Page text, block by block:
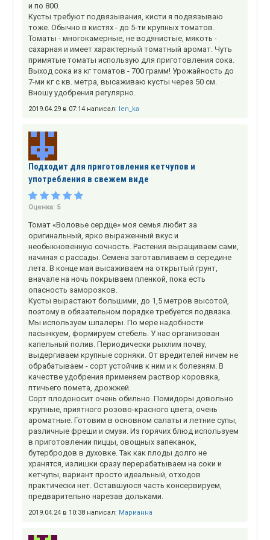
и по 800.
Кусты требуют подвязывания, кисти я подвязываю
тоже. Обычно в кистях - до 5-ти крупных томатов.
Томаты - многокамерные, не водянистые, мякоть -
сахарная и имеет характерный томатный аромат. Чуть
примятые томаты использую для приготовления сока.
Выход сока из кг томатов - 700 грамм! Урожайность до
7-ми кг с кв. метра, высаживаю кусты через 50 см.
Вношу удобрения регулярно.
2019.04.29 в 07:14 написал: len_ka
Подходит для приготовления кетчупов и
употребления в свежем виде
Оценка: 5
Томат «Воловье сердце» моя семья любит за
оригинальный, ярко выраженный вкус и
необыкновенную сочность. Растения выращиваем сами,
начиная с рассады. Семена заготавливаем в середине
лета. В конце мая высаживаем на открытый грунт,
вначале на ночь покрываем пленкой, пока есть
опасность заморозков.
Кусты вырастают большими, до 1,5 метров высотой,
поэтому в обязательном порядке требуется подвязка.
Мы используем шпалеры. По мере надобности
пасынкуем, формируем стебель. У нас организован
капельный полив. Периодически рыхлим почву,
выдергиваем крупные сорняки. От вредителей ничем не
обрабатываем - сорт устойчив к ним и к болезням. В
качестве удобрения применяем раствор коровяка,
птичьего помета, дрожжей.
Сорт плодоносит очень обильно. Помидоры довольно
крупные, приятного розово-красного цвета, очень
ароматные. Готовим в основном салаты и летние супы,
различные фреши и смузи. Из горячих блюд используем
в приготовлении пиццы, овощных запеканок,
бутербродов в духовке. Так как плоды долго не
хранятся, излишки сразу перерабатываем на соки и
кетчупы, вариант просто идеальный, отходов
практически нет. Оставшуюся часть консервируем,
предварительно нарезав дольками.
2019.04.24 в 10:38 написал: Марианна